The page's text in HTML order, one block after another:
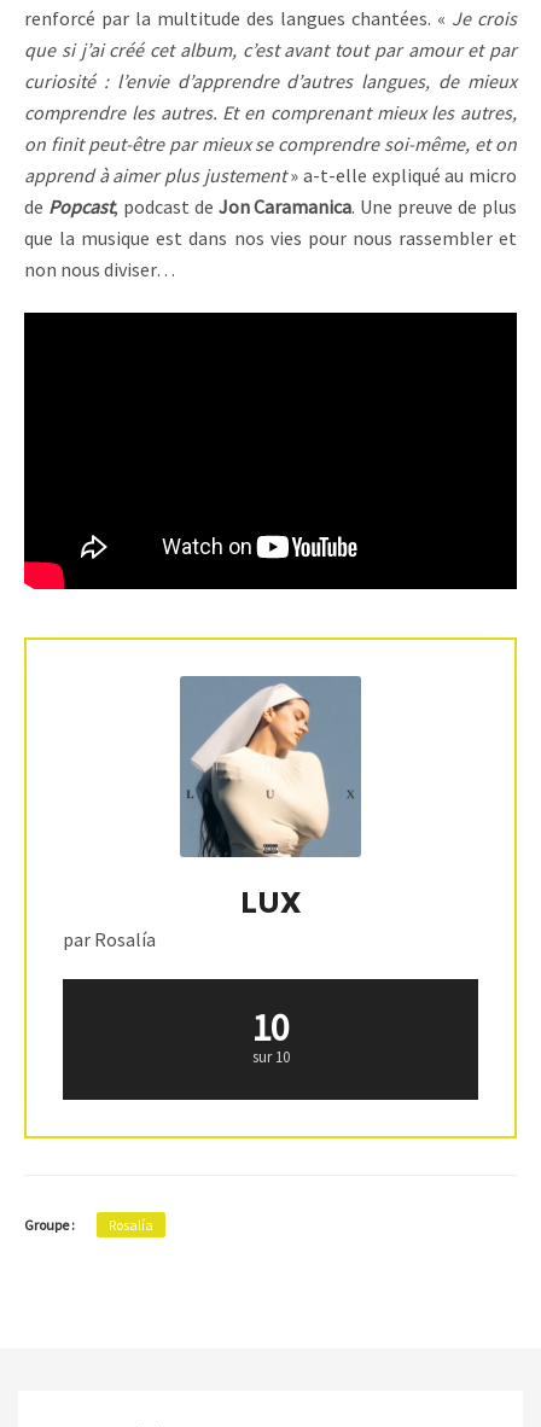
renforcé par la multitude des langues chantées. « Je crois
que si j’ai créé cet album, c’est avant tout par amour et par
curiosité : l’envie d’apprendre d’autres langues, de mieux
comprendre les autres. Et en comprenant mieux les autres,
on finit peut-être par mieux se comprendre soi-même, et on
apprend à aimer plus justement» a-t-elle expliqué au micro
de Popcast, podcast de Jon Caramanica. Une preuve de plus
que la musique est dans nos vies pour nous rassembler et
non nous diviser…
LUX
par Rosalía
10
sur 10
Groupe : Rosalía